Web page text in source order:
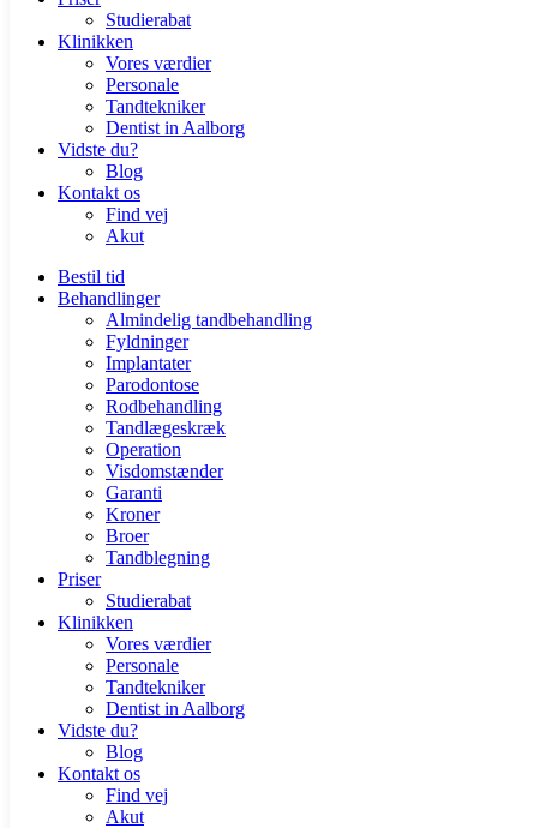
Studierabat
Klinikken
Vores værdier
Personale
Tandtekniker
Dentist in Aalborg
Vidste du?
Blog
Kontakt os
Find vej
Akut
Bestil tid
Behandlinger
Almindelig tandbehandling
Fyldninger
Implantater
Parodontose
Rodbehandling
Tandlægeskræk
Operation
Visdomstænder
Garanti
Kroner
Broer
Tandblegning
Priser
Studierabat
Klinikken
Vores værdier
Personale
Tandtekniker
Dentist in Aalborg
Vidste du?
Blog
Kontakt os
Find vej
Akut